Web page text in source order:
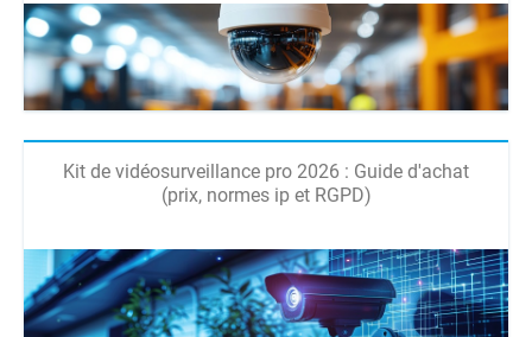
Kit de vidéosurveillance pro 2026 : Guide d'achat
(prix, normes ip et RGPD)